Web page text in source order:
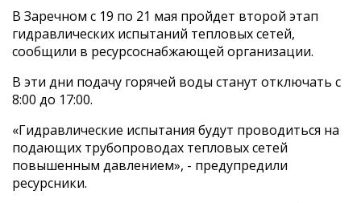
В Заречном с 19 по 21 мая пройдет второй этап
гидравлических испытаний тепловых сетей,
сообщили в ресурсоснабжающей организации.
В эти дни подачу горячей воды станут отключать с
8:00 до 17:00.
«Гидравлические испытания будут проводиться на
подающих трубопроводах тепловых сетей
повышенным давлением», - предупредили
ресурсники.